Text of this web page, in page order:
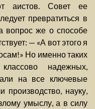
аистов. Совет ее
превратиться в
вопрос же о способе
— «А вот этого я
Но именно таких
надежных,
на все ключевые
науку,
умыслу, а в силу